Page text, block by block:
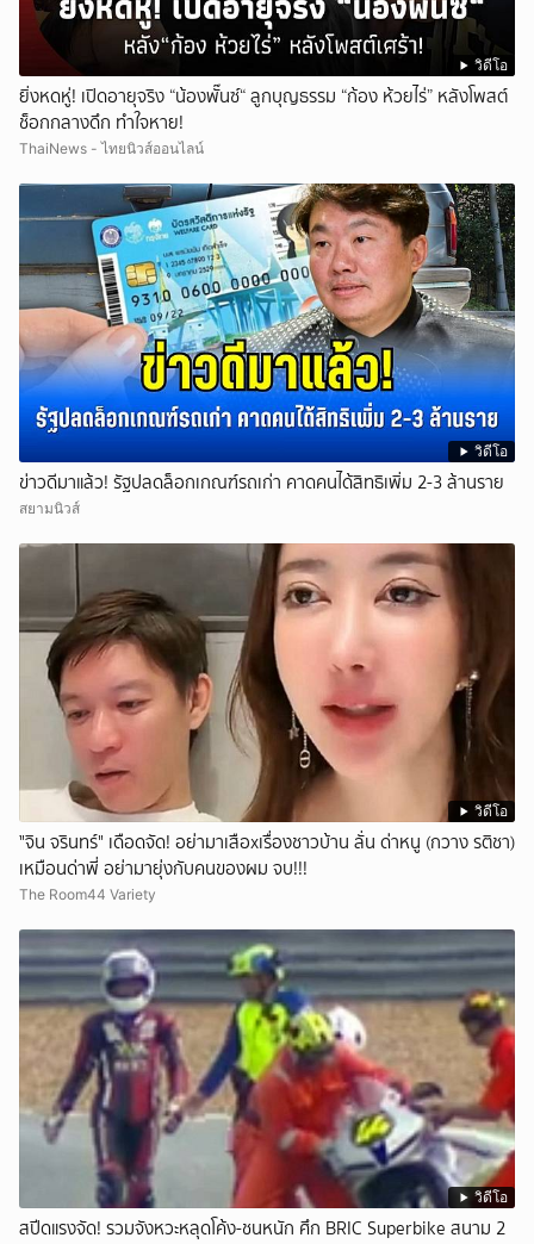
วิดีโอ
ยิ่งหดหู่! เปิดอายุจริง “น้องพั๊นซ์“ ลูกบุญธรรม “ก้อง ห้วยไร่” หลังโพสต์
ช็อกกลางดึก ทำใจหาย!
ThaiNews - ไทยนิวส์ออนไลน์
วิดีโอ
ข่าวดีมาแล้ว! รัฐปลดล็อกเกณฑ์รถเก่า คาดคนได้สิทธิเพิ่ม 2-3 ล้านราย
สยามนิวส์
วิดีโอ
ั่"จิน จรินทร์" เดือดจัด! อย่ามาเสือxเรื่องชาวบ้าน ลั่น ด่าหนู (กวาง รติชา)
เหมือนด่าพี่ อย่ามายุ่งกับคนของผม จบ!!!
The Room44 Variety
วิดีโอ
สปีดแรงจัด! รวมจังหวะหลุดโค้ง-ชนหนัก ศึก BRIC Superbike สนาม 2